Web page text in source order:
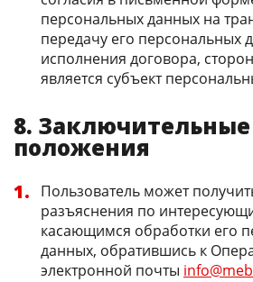
персональных данных на
передачу его персональных
исполнения договора,
является субъект
8. Заключительные
положения
Пользователь может
разъяснения по
касающимся обработки его
данных, обратившись к
электронной почты